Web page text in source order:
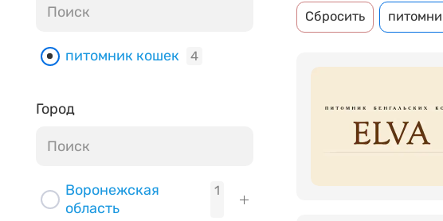
питомник кошек 4
Город
Воронежская
область
1
Сбросить